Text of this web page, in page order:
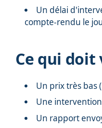
Un délai
compte-rendu le
Ce qui doit
Un prix très bas
Une
Un rapport